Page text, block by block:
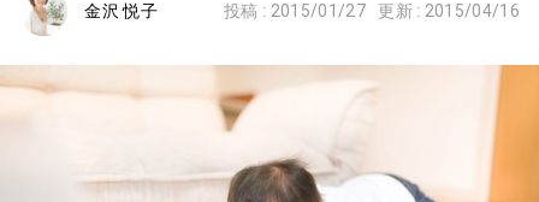
金沢 悦子 投稿 : 2015/01/27 更新 : 2015/04/16